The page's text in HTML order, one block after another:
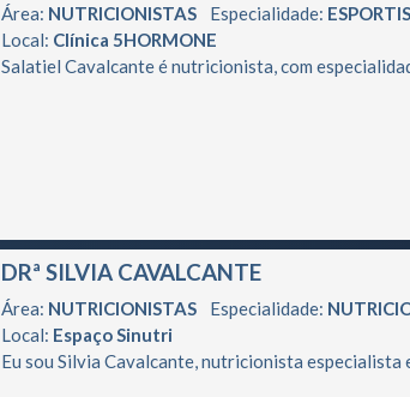
Área: NUTRICIONISTAS Especialidade:
Local: Clínica 5HORMONE
Salatiel Cavalcante é nutricionista, com
DRª SILVIA CAVALCANTE
Área: NUTRICIONISTAS Especialidade:
Local: Espaço Sinutri
Eu sou Silvia Cavalcante, nutricionista especialista